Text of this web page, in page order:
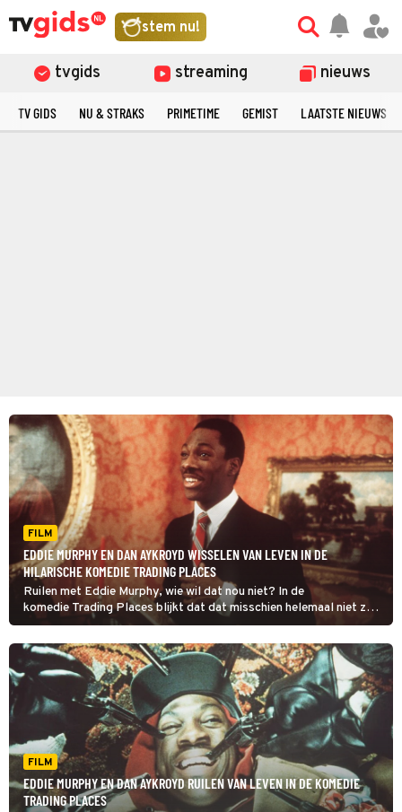
stem nu!
tvgids streaming nieuws
TV GIDS NU & STRAKS PRIMETIME GEMIST LAATSTE NIEUWS
FILM
EDDIE MURPHY EN DAN AYKROYD WISSELEN VAN LEVEN IN DE
HILARISCHE KOMEDIE TRADING PLACES
Ruilen met Eddie Murphy, wie wil dat nou niet? In de
komedie Trading Places blijkt dat dat misschien helemaal niet zo'n
goed idee is.
FILM
EDDIE MURPHY EN DAN AYKROYD RUILEN VAN LEVEN IN DE KOMEDIE
TRADING PLACES